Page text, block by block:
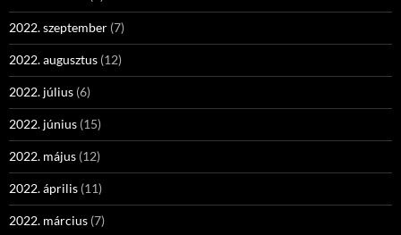
2022. szeptember (7)
2022. augusztus (12)
2022. július (6)
2022. június (15)
2022. május (12)
2022. április (11)
2022. március (7)